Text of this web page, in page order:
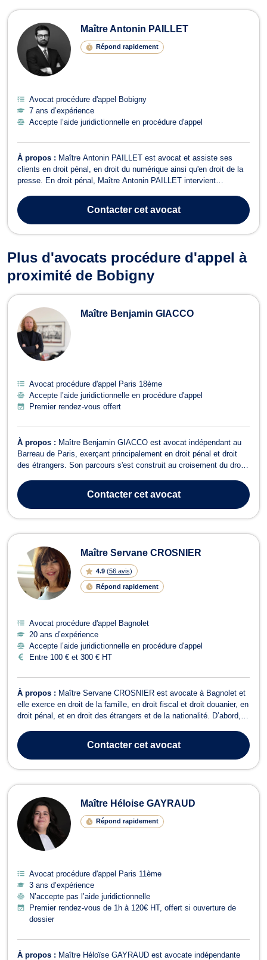
Maître Antonin PAILLET
Répond rapidement
Avocat procédure d'appel Bobigny
7 ans d’expérience
Accepte l’aide juridictionnelle en procédure d'appel
À propos : Maître Antonin PAILLET est avocat et assiste ses
clients en droit pénal, en droit du numérique ainsi qu'en droit de la
presse. En droit pénal, Maître Antonin PAILLET intervient
stade de l'aménagement des peines. Il assiste notamment ses
clients en garde à v...Contactercet avocat
Plus d'avocats procédure d'appel à
proximité de Bobigny
Maître Benjamin GIACCO
Avocat procédure d'appel Paris 18ème
Accepte l’aide juridictionnelle en procédure d'appel
Premier rendez-vous offert
À propos : Maître Benjamin GIACCO est avocat indépendant au
Barreau de Paris, exerçant principalement en droit pénal et droit
des étrangers. Son parcours s'est construit au croisement du droit,
droit pénal ne doit jamais être un outil d'oppression.Avant de prêter
serme...
Contactercet avocat
Maître Servane CROSNIER
4.9 (56 avis)
Répond rapidement
Avocat procédure d'appel Bagnolet
20 ans d’expérience
Accepte l’aide juridictionnelle en procédure d'appel
Entre 100 € et 300 € HT
À propos : Maître Servane CROSNIER est avocate à Bagnolet et
elle exerce en droit de la famille, en droit fiscal et droit douanier, en
droit pénal, et en droit des étrangers et de la nationalité. D’abord,
contentieux liés au divorce, à la garde des enfants, à l’exercice de
l’a...
Contactercet avocat
Maître Héloise GAYRAUD
Répond rapidement
Avocat procédure d'appel Paris 11ème
3 ans d’expérience
N’accepte pas l’aide juridictionnelle
Premier rendez-vous de 1h à 120€ HT, offert si ouverture de
dossier
À propos : Maître Héloïse GAYRAUD est avocate indépendante